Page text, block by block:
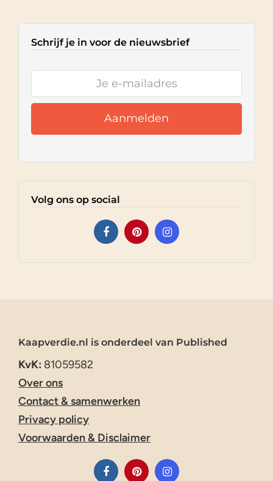
Schrijf je in voor de nieuwsbrief
Volg ons op social
Kaapverdie.nl is onderdeel van Published
KvK: 81059582
Over ons
Contact & samenwerken
Privacy policy
Voorwaarden & Disclaimer